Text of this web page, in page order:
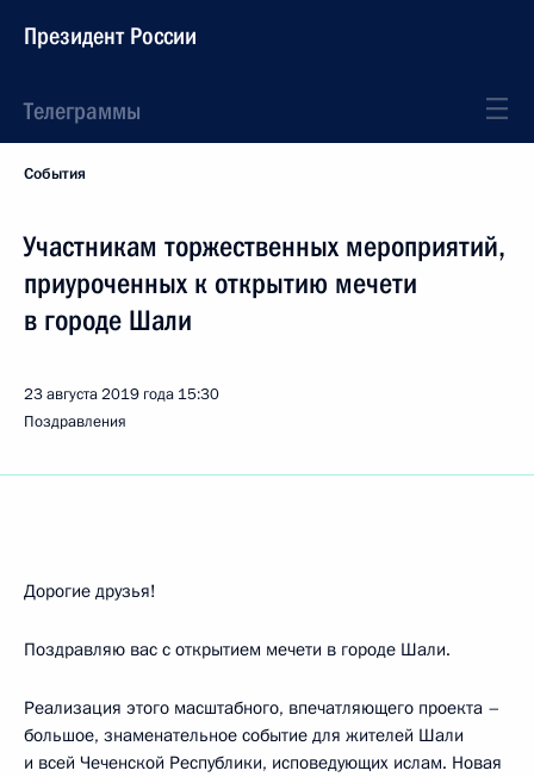
Президент России
Телеграммы
События
Участникам торжественных мероприятий,
приуроченных к открытию мечети
в городе Шали
23 августа 2019 года 15:30
Поздравления
Дорогие друзья!
Поздравляю вас с открытием мечети в городе Шали.
Реализация этого масштабного, впечатляющего проекта –
большое, знаменательное событие для жителей Шали
и всей Чеченской Республики, исповедующих ислам. Новая